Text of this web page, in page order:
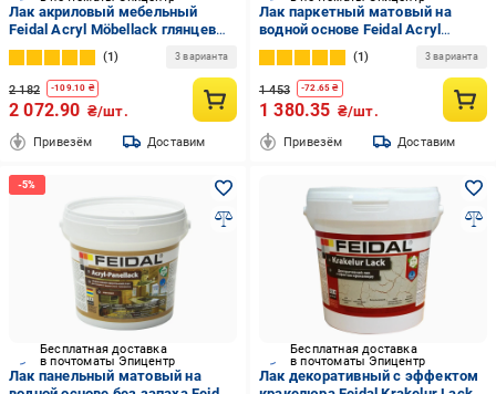
Лак акриловый мебельный
Feidal Acryl Möbellack глянцевый
2,5 л (1886454970)
1 3 варианта
2 182 -109.10 ₴
2 072.90 ₴/шт.
Привезём Доставим
Лак паркетный матовый на
водной основе Feidal Acryl
Parkettlack 1 л (2034870086)
1 3 варианта
1 453 -72.65 ₴
1 380.35 ₴/шт.
Привезём Доставим
Бесплатная доставка
в почтоматы Эпицентр
Лак панельный матовый на
Бесплатная доставка
в почтоматы Эпицентр
Лак декоративный с эффектом